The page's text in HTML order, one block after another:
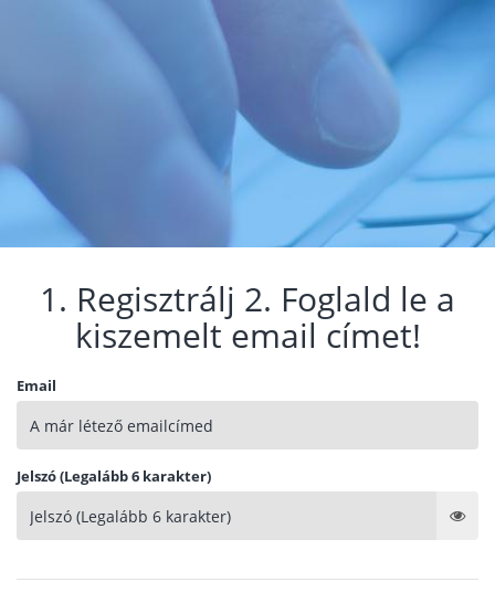
1. Regisztrálj 2. Foglald le a
kiszemelt email címet!
Email
Jelszó (Legalább 6 karakter)